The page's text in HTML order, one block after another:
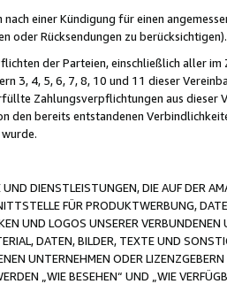
einer Kündigung für einen
oder Rücksendungen zu berücksichtigen).
der Parteien, einschließlich aller
3, 4, 5, 6, 7, 8, 10 und 11 dieser
Zahlungsverpflichtungen aus dieser
den bereits entstandenen
DIENSTLEISTUNGEN, DIE AUF DER
FÜR PRODUKTWERBUNG,
UND LOGOS UNSERER
DATEN, BILDER, TEXTE UND
UNTERNEHMEN ODER
„WIE BESEHEN“ UND „WIE